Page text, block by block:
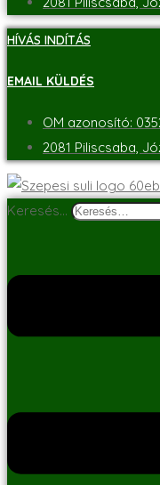
HÍVÁS INDÍTÁS
EMAIL KÜLDÉS
OM azonosító:
2081 Piliscsaba,
Keresés…